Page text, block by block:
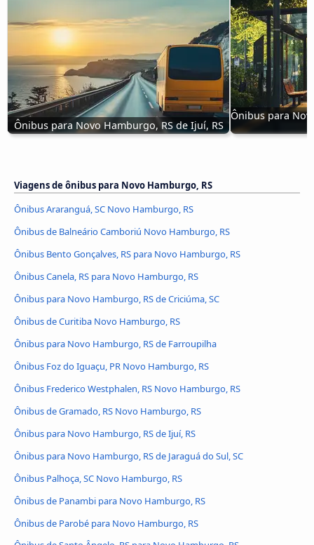
Ônibus para Novo Hamburgo, RS de Ijuí, RS
Ônibus para
Viagens de ônibus para Novo Hamburgo, RS
Ônibus Araranguá, SC Novo Hamburgo, RS
Ônibus de Balneário Camboriú Novo Hamburgo, RS
Ônibus Bento Gonçalves, RS para Novo Hamburgo, RS
Ônibus Canela, RS para Novo Hamburgo, RS
Ônibus para Novo Hamburgo, RS de Criciúma, SC
Ônibus de Curitiba Novo Hamburgo, RS
Ônibus para Novo Hamburgo, RS de Farroupilha
Ônibus Foz do Iguaçu, PR Novo Hamburgo, RS
Ônibus Frederico Westphalen, RS Novo Hamburgo, RS
Ônibus de Gramado, RS Novo Hamburgo, RS
Ônibus para Novo Hamburgo, RS de Ijuí, RS
Ônibus para Novo Hamburgo, RS de Jaraguá do Sul, SC
Ônibus Palhoça, SC Novo Hamburgo, RS
Ônibus de Panambi para Novo Hamburgo, RS
Ônibus de Parobé para Novo Hamburgo, RS